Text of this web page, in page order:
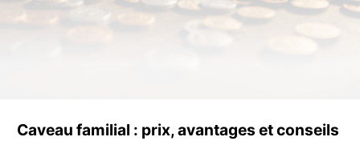
Caveau familial : prix, avantages et conseils